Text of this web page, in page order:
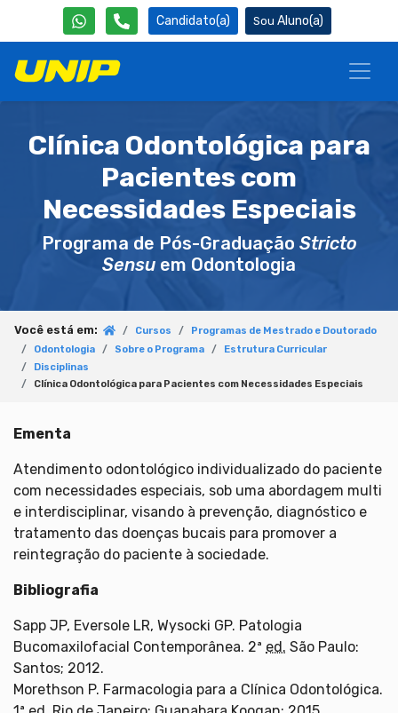
Candidato(a) Aluno(a)
Clínica Odontológica para
Pacientes com
Necessidades Especiais
Programa de Pós-Graduação Stricto
Sensu em Odontologia
Você está em: Cursos
Programas de Mestrado e Doutorado
Odontologia
Sobre o Programa
Estrutura Curricular
Disciplinas
Clínica Odontológica para Pacientes com Necessidades Especiais
Ementa
Atendimento odontológico individualizado do paciente
com necessidades especiais, sob uma abordagem multi
e interdisciplinar, visando à prevenção, diagnóstico e
tratamento das doenças bucais para promover a
reintegração do paciente à sociedade.
Bibliografia
Sapp JP, Eversole LR, Wysocki GP. Patologia
Bucomaxilofacial Contemporânea. 2ª ed. São Paulo:
Santos; 2012.
Morethson P. Farmacologia para a Clínica Odontológica.